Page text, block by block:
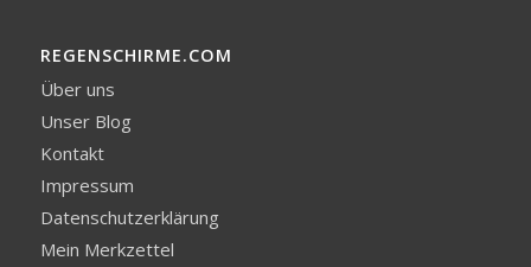
REGENSCHIRME.COM
Über uns
Unser Blog
Kontakt
Impressum
Datenschutzerklärung
Mein Merkzettel